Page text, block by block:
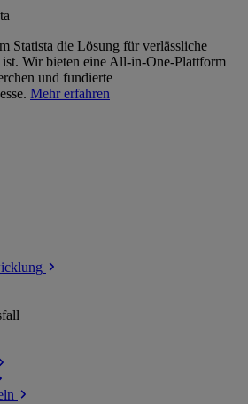
Statista die Lösung für verlässliche
Wir bieten eine All-in-One-Plattform
und fundierte
Mehr erfahren